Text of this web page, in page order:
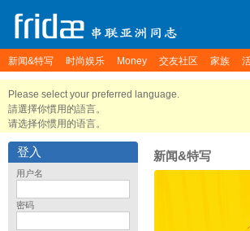
新闻&特写 时尚娱乐 Money 交友社区 家族
Please select your preferred language.
請選擇你慣用的語言。
请选择你惯用的语言。
登入
用户名
密码
新闻&特写